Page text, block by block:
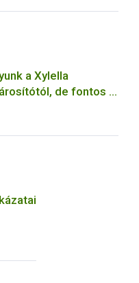
a Xylella
de fontos a